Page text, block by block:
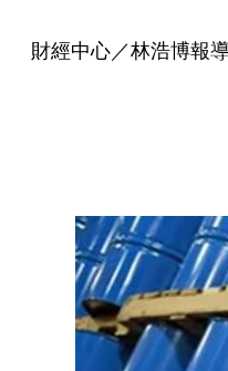
財經中心／林浩博報